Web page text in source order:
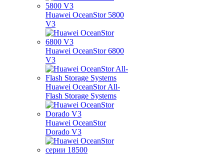
Huawei OceanStor 5800
V3
Huawei OceanStor 6800
V3
Huawei OceanStor All-
Flash Storage Systems
Huawei OceanStor
Dorado V3